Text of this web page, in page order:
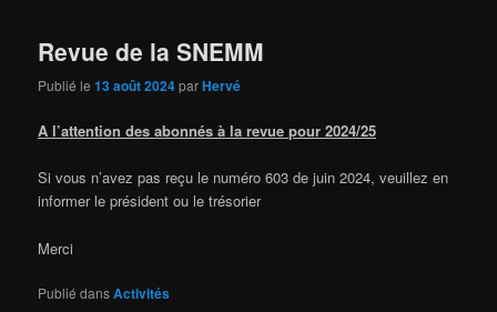
Revue de la SNEMM
Publié le13 août 2024parHervé
A l’attention des abonnés à la revue pour 2024/25
Si vous n’avez pas reçu le numéro 603 de juin 2024, veuillez en
informer le président ou le trésorier
Merci
Publié dansActivités